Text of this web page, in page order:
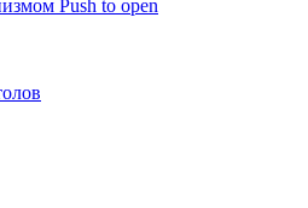
Push to open